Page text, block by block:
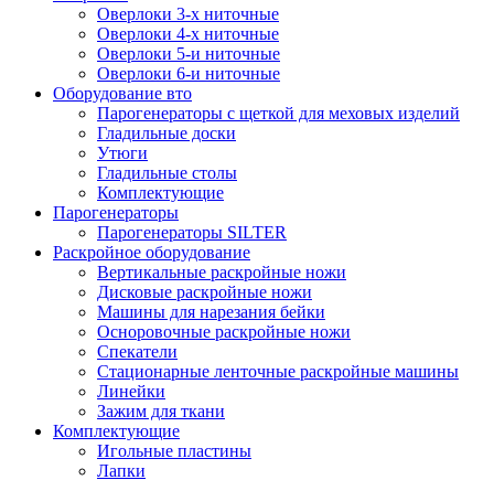
Оверлоки 3-х ниточные
Оверлоки 4-х ниточные
Оверлоки 5-и ниточные
Оверлоки 6-и ниточные
Оборудование вто
Парогенераторы с щеткой для меховых изделий
Гладильные доски
Утюги
Гладильные столы
Комплектующие
Парогенераторы
Парогенераторы SILTER
Раскройное оборудование
Вертикальные раскройные ножи
Дисковые раскройные ножи
Машины для нарезания бейки
Осноровочные раскройные ножи
Спекатели
Стационарные ленточные раскройные машины
Линейки
Зажим для ткани
Комплектующие
Игольные пластины
Лапки